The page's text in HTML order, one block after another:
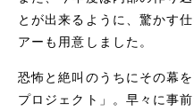
とが出来るように、驚かす
アーも用意しました。
恐怖と絶叫のうちにその幕
プロジェクト」。早々に事